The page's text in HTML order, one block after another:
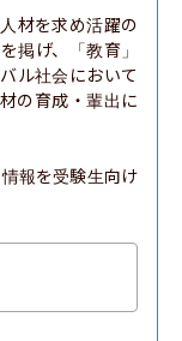
材を求め活躍の
掲げ、「教育」
ル社会において
の育成・輩出に
報を受験生向け